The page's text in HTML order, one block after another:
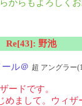
からもよろしく
Re[43]: 野池
ール＠ 超 アングラー
ードです。
めまして。ウィザ